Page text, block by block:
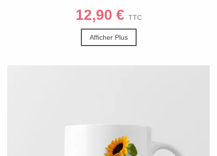
12,90 € TTC
Afficher Plus